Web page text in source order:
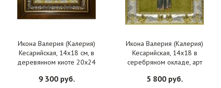
Икона Валерия (Калерия)
Кесарийская, 14x18 см, в
деревянном киоте 20х24
9 300 руб.
Икона Валерия (Калерия)
Кесарийская, 14x18 в
серебряном окладе, арт
5 800 руб.